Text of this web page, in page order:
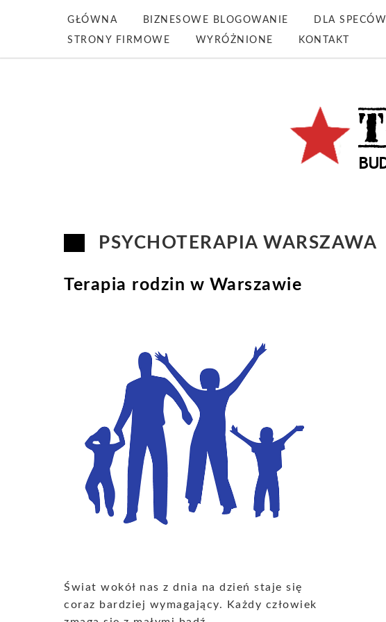
GŁÓWNA BIZNESOWE BLOGOWANIE DLA SPECÓW
STRONY FIRMOWE WYRÓŻNIONE KONTAKT
PSYCHOTERAPIA WARSZAWA
Terapia rodzin w Warszawie
Świat wokół nas z dnia na dzień staje się
coraz bardziej wymagający. Każdy człowiek